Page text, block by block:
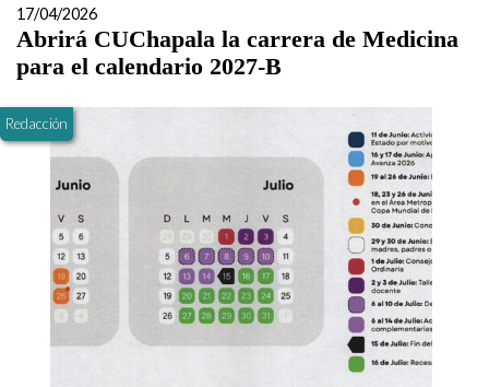
17/04/2026
Abrirá CUChapala la carrera de Medicina
para el calendario 2027-B
Redacción